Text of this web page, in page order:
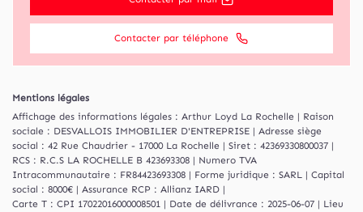
Contacter par téléphone
Mentions légales
Affichage des informations légales : Arthur Loyd La Rochelle | Raison
sociale : DESVALLOIS IMMOBILIER D'ENTREPRISE | Adresse siège
social : 42 Rue Chaudrier - 17000 La Rochelle | Siret : 42369330800037 |
RCS : R.C.S LA ROCHELLE B 423693308 | Numero TVA
Intracommunautaire : FR84423693308 | Forme juridique : SARL | Capital
social : 8000€ | Assurance RCP : Allianz IARD |
Carte T : CPI 17022016000008501 | Date de délivrance : 2025-06-07 | Lieu